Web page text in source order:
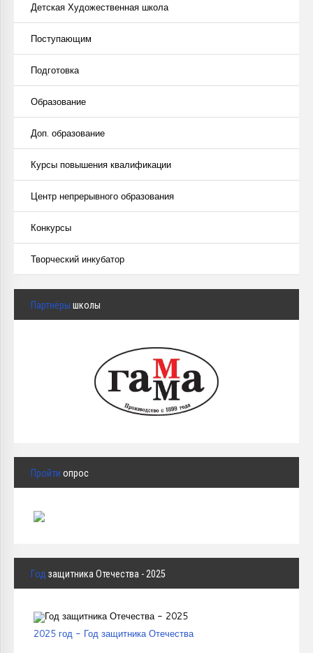
Детская Художественная школа
Поступающим
Подготовка
Образование
Доп. образование
Курсы повышения квалификации
Центр непрерывного образования
Конкурсы
Творческий инкубатор
Партнёры школы
Пройти опрос
Год защитника Отечества - 2025
2025 год - Год защитника Отечества